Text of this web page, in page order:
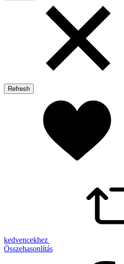
kedvencekhez
Összehasonlítás